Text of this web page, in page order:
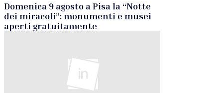
Domenica 9 agosto a Pisa la “Notte
dei miracoli”: monumenti e musei
aperti gratuitamente